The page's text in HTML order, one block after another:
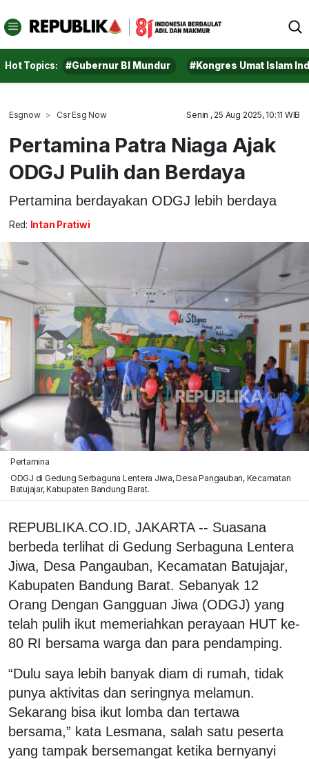
Hot Topics: #Gubernur BI Mundur #Kongres Umat Islam
Esgnow Csr Esg Now Senin , 25 Aug 2025, 10:11 WIB
Pertamina Patra Niaga Ajak
ODGJ Pulih dan Berdaya
Pertamina berdayakan ODGJ lebih berdaya
Red: Intan Pratiwi
Pertamina
ODGJ di Gedung Serbaguna Lentera Jiwa, Desa Pangauban, Kecamatan
Batujajar, Kabupaten Bandung Barat.
REPUBLIKA.CO.ID, JAKARTA -- Suasana
berbeda terlihat di Gedung Serbaguna Lentera
Jiwa, Desa Pangauban, Kecamatan Batujajar,
Kabupaten Bandung Barat. Sebanyak 12
Orang Dengan Gangguan Jiwa (ODGJ) yang
telah pulih ikut memeriahkan perayaan HUT ke-
80 RI bersama warga dan para pendamping.
“Dulu saya lebih banyak diam di rumah, tidak
punya aktivitas dan seringnya melamun.
Sekarang bisa ikut lomba dan tertawa
bersama,” kata Lesmana, salah satu peserta
yang tampak bersemangat ketika bernyanyi